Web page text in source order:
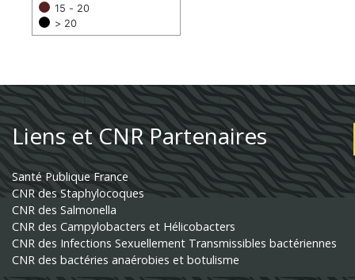
15 - 20
> 20
Liens et CNR Partenaires
Santé Publique France
CNR des Staphylocoques
CNR des Salmonella
CNR des Campylobacters et Hélicobacters
CNR des Infections Sexuellement Transmissibles bactériennes
CNR des bactéries anaérobies et botulisme